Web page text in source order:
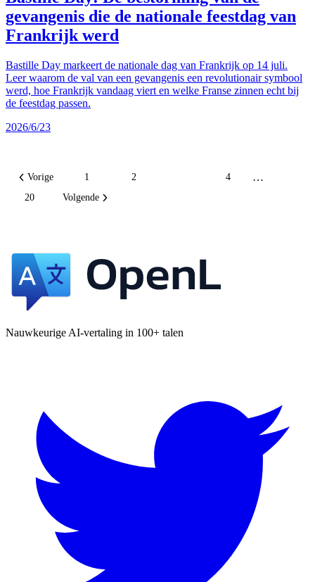
gevangenis die de nationale feestdag van
Frankrijk werd
Bastille Day markeert de nationale dag van Frankrijk op 14 juli.
Leer waarom de val van een gevangenis een revolutionair symbool
werd, hoe Frankrijk vandaag viert en welke Franse zinnen echt bij
de feestdag passen.
2026/6/23
Vorige 1 2 4 …
20 Volgende
Nauwkeurige AI-vertaling in 100+ talen